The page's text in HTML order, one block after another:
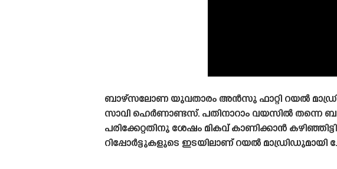
ബാഴ്‌സലോണ യുവതാരം അൻസു ഫാറ്റി റയൽ
സാവി ഹെർണാണ്ടസ്. പതിനാറാം വയസിൽ തന്നെ
പരിക്കേറ്റതിനു ശേഷം മികവ് കാണിക്കാൻ
റിപ്പോർട്ടുകളുടെ ഇടയിലാണ് റയൽ